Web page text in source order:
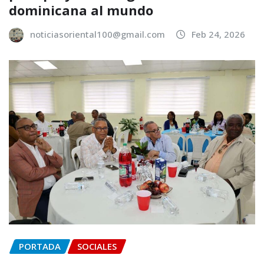
dominicana al mundo
noticiasoriental100@gmail.com Feb 24, 2026
PORTADA SOCIALES